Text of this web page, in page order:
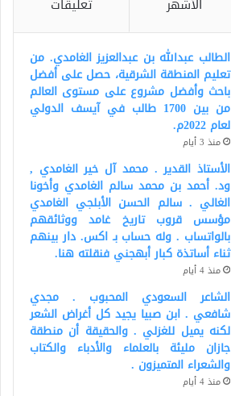
الأشهر تعليقات
الطالب عبدالله بن عبدالعزيز الغامدي. من
تعليم المنطقة الشرقية، حصل على أفضل
باحث وأفضل مشروع على مستوى العالم
من بين 1700 طالب في آيسف الدولي
لعام 2022م.
منذ 3 أيام
الأستاذ القدير . محمد آل خير الغامدي ,
ود. أحمد بن محمد سالم الغامدي وأخونا
الغالي . سالم الحسن الأبلجي الغامدي
مؤسس قروب تاريخ غامد ووثائقهم
بالواتساب . وله حساب بـ اكس. دار بينهم
ثناء أساتذة كبار أبهجني فنقلته هنا.
منذ 4 أيام
الشاعر السعودي المحبوب . مجدي
شافعي . ابن صبيا يجيد كل أغراض الشعر
لكنه يميل للغزلي . والحقيقة أن منطقة
جازان مليئة بالعلماء والأدباء والكتاب
والشعراء المتميزون .
منذ 4 أيام